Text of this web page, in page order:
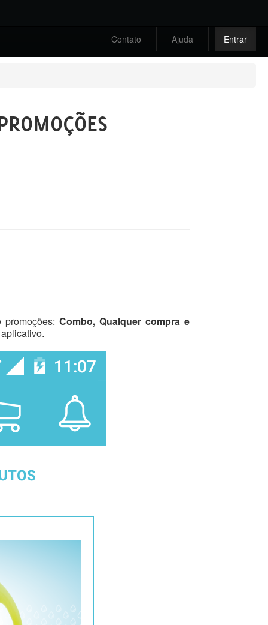
Contato Ajuda Entrar
promoções:Combo, Qualquer compra e